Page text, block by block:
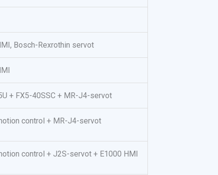
Bosch-Rexrothin servot
+ FX5-40SSC + MR-J4-servot
control + MR-J4-servot
control + J2S-servot + E1000 HMI